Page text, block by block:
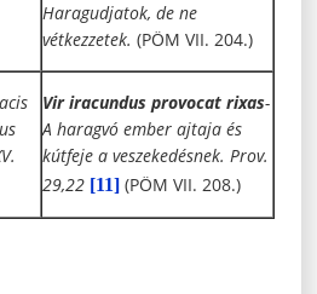
Haragudjatok, de ne
vétkezzetek. (PÖM VII. 204.)
Vir iracundus provocat rixas-
A haragvó ember ajtaja és
kútfeje a veszekedésnek. Prov.
29,22 [11] (PÖM VII. 208.)